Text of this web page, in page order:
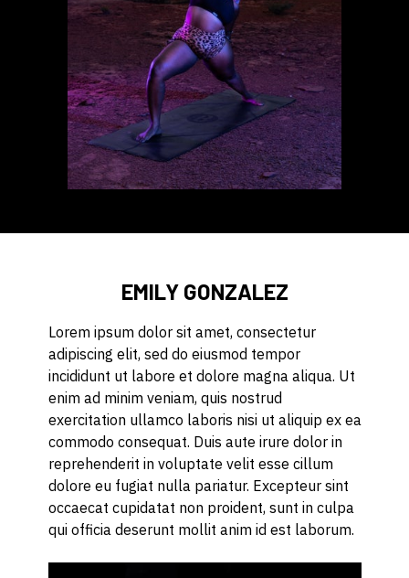
EMILY GONZALEZ
Lorem ipsum dolor sit amet, consectetur
adipiscing elit, sed do eiusmod tempor
incididunt ut labore et dolore magna aliqua. Ut
enim ad minim veniam, quis nostrud
exercitation ullamco laboris nisi ut aliquip ex ea
commodo consequat. Duis aute irure dolor in
reprehenderit in voluptate velit esse cillum
dolore eu fugiat nulla pariatur. Excepteur sint
occaecat cupidatat non proident, sunt in culpa
qui officia deserunt mollit anim id est laborum.